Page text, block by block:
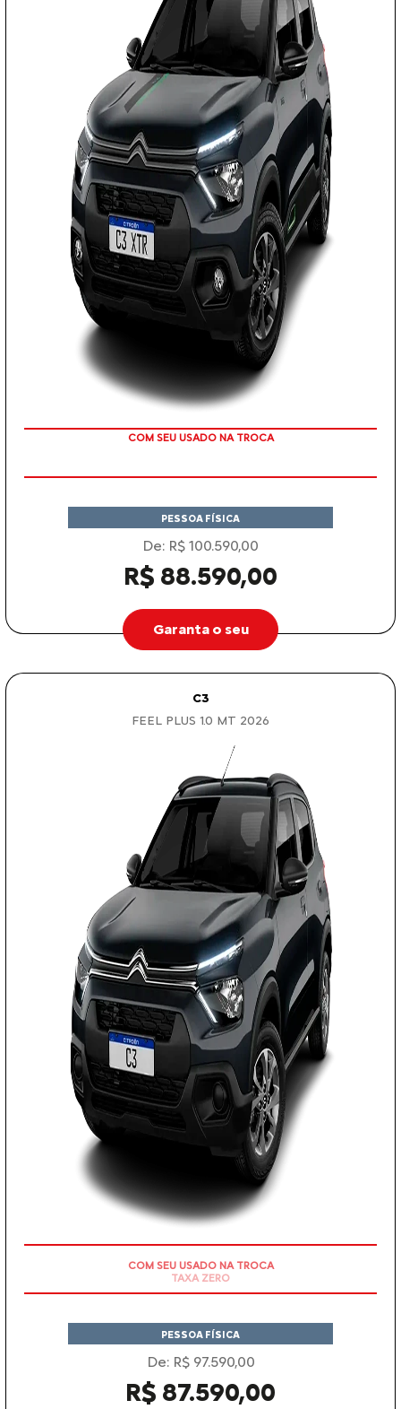
COM SEU USADO NA TROCA
PESSOA FÍSICA
De: R$ 100.590,00
R$ 88.590,00
Garanta o seu
C3
FEEL PLUS 1.0 MT 2026
PESSOA FÍSICA
De: R$ 97.590,00
R$ 87.590,00